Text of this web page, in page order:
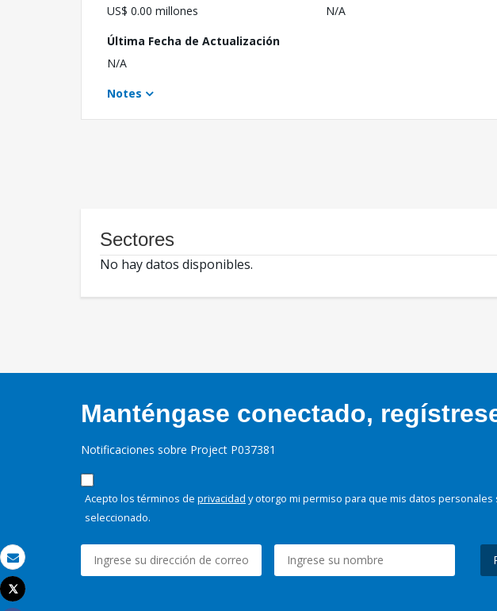
Correo electrónico
Imprimir
Tweet
US$ 0.00 millones
N/A
Última Fecha de Actualización
N/A
Notes
Sectores
No hay datos disponibles.
Manténgase conectado,
Notificaciones sobre Project P037381
Acepto los términos de privacidad y otorgo mi permiso para que mis datos
seleccionado.